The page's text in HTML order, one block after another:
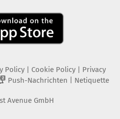
Policy| Cookie Policy| Privacy
2 Push-Nachrichten Netiquette
Avenue GmbH